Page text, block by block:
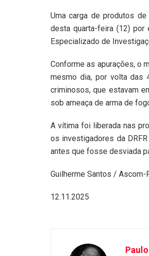
Uma carga de produtos
desta quarta-feira (12) por
Especializado de
Conforme as apurações, o
mesmo dia, por volta das
criminosos, que estavam
sob ameaça de arma de
A vítima foi liberada nas
os investigadores da
antes que fosse desviada
Guilherme Santos / Ascom-
12.11.2025